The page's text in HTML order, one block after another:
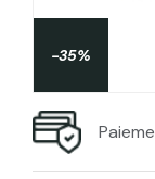
-35%